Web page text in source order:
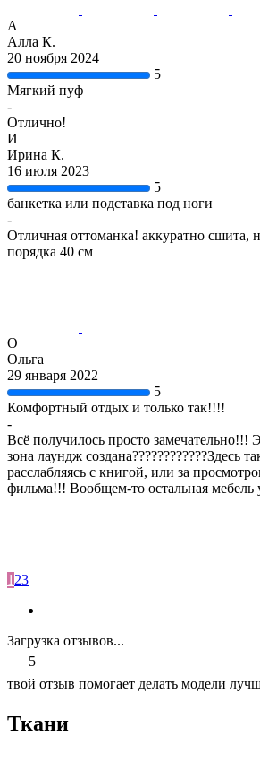
А
Алла К.
20 ноября 2024
5
Мягкий пуф
-
Отлично!
И
Ирина К.
16 июля 2023
5
банкетка или подставка под ноги
-
Отличная оттоманка! аккуратно сшита,
порядка 40 см
О
Ольга
29 января 2022
5
Комфортный отдых и только так!!!!
-
Всё получилось просто замечательно!!!
зона лаундж создана????????????Здесь
расслабляясь с книгой, или за
фильма!!! Вообщем-то остальная мебель
1 23
Загрузка отзывов...
5
твой отзыв помогает делать модели
Ткани